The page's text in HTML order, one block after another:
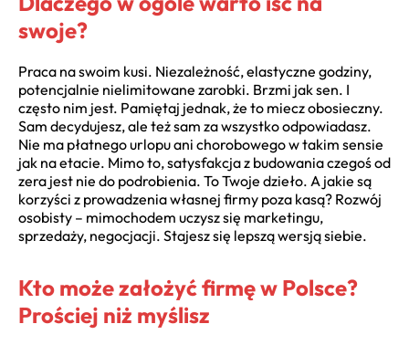
swoje?
Praca na swoim kusi. Niezależność, elastyczne godziny,
potencjalnie nielimitowane zarobki. Brzmi jak sen. I
często nim jest. Pamiętaj jednak, że to miecz obosieczny.
Sam decydujesz, ale też sam za wszystko odpowiadasz.
Nie ma płatnego urlopu ani chorobowego w takim sensie
jak na etacie. Mimo to, satysfakcja z budowania czegoś od
zera jest nie do podrobienia. To Twoje dzieło. A jakie są
korzyści z prowadzenia własnej firmy poza kasą? Rozwój
osobisty – mimochodem uczysz się marketingu,
sprzedaży, negocjacji. Stajesz się lepszą wersją siebie.
Kto może założyć firmę w Polsce?
Prościej niż myślisz